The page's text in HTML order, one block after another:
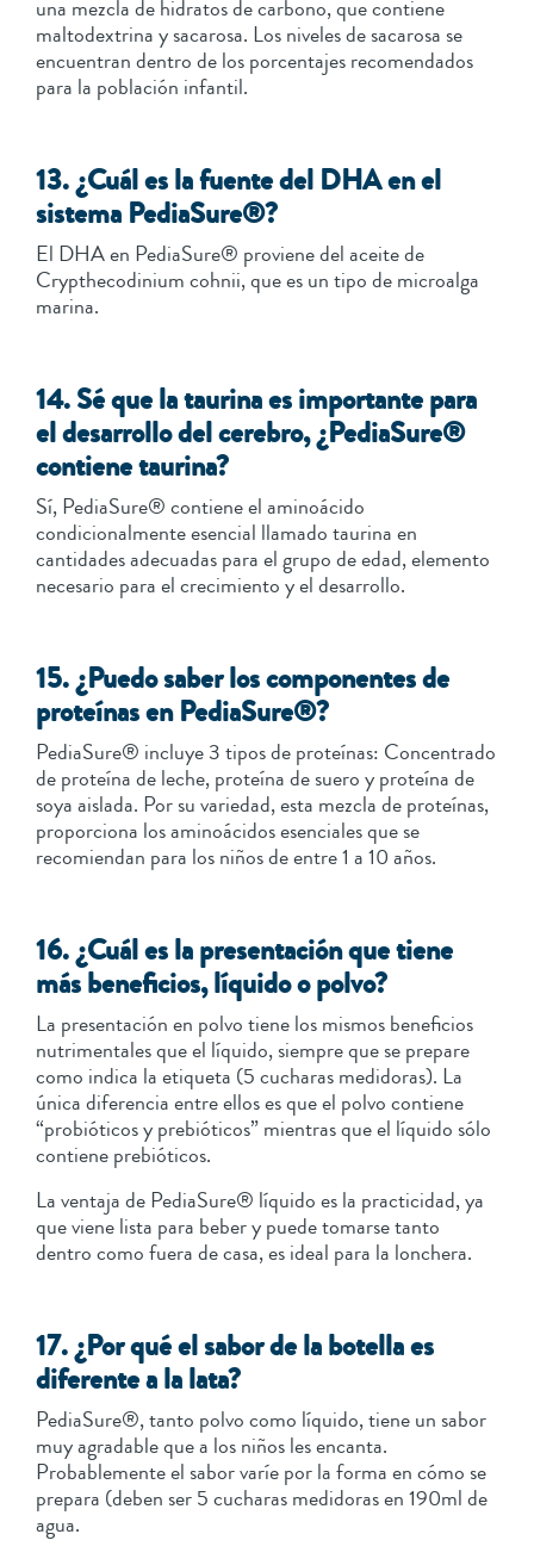
una mezcla de hidratos de carbono, que contiene
maltodextrina y sacarosa. Los niveles de sacarosa se
encuentran dentro de los porcentajes recomendados
para la población infantil.
13. ¿Cuál es la fuente del DHA en el
sistema PediaSure®?
El DHA en PediaSure® proviene del aceite de
Crypthecodinium cohnii, que es un tipo de microalga
marina.
14. Sé que la taurina es importante para
el desarrollo del cerebro, ¿PediaSure®
contiene taurina?
Sí, PediaSure® contiene el aminoácido
condicionalmente esencial llamado taurina en
cantidades adecuadas para el grupo de edad, elemento
necesario para el crecimiento y el desarrollo.
15. ¿Puedo saber los componentes de
proteínas en PediaSure®?
PediaSure® incluye 3 tipos de proteínas: Concentrado
de proteína de leche, proteína de suero y proteína de
soya aislada. Por su variedad, esta mezcla de proteínas,
proporciona los aminoácidos esenciales que se
recomiendan para los niños de entre 1 a 10 años.
16. ¿Cuál es la presentación que tiene
más beneficios, líquido o polvo?
La presentación en polvo tiene los mismos beneficios
nutrimentales que el líquido, siempre que se prepare
como indica la etiqueta (5 cucharas medidoras). La
única diferencia entre ellos es que el polvo contiene
“probióticos y prebióticos” mientras que el líquido sólo
contiene prebióticos.
La ventaja de PediaSure® líquido es la practicidad, ya
que viene lista para beber y puede tomarse tanto
dentro como fuera de casa, es ideal para la lonchera.
17. ¿Por qué el sabor de la botella es
diferente a la lata?
PediaSure®, tanto polvo como líquido, tiene un sabor
muy agradable que a los niños les encanta.
Probablemente el sabor varíe por la forma en cómo se
prepara (deben ser 5 cucharas medidoras en 190ml de
agua.